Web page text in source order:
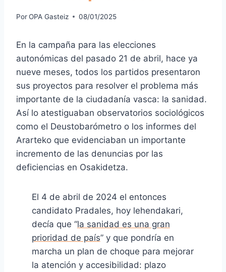
PorOPA Gasteiz 08/01/2025
En la campaña para las elecciones
autonómicas del pasado 21 de abril, hace ya
nueve meses, todos los partidos presentaron
sus proyectos para resolver el problema más
importante de la ciudadanía vasca: la sanidad.
Así lo atestiguaban observatorios sociológicos
como el Deustobarómetro o los informes del
Ararteko que evidenciaban un importante
incremento de las denuncias por las
deficiencias en Osakidetza.
El 4 de abril de 2024 el entonces
candidato Pradales, hoy lehendakari,
decía que “la sanidad es una gran
prioridad de país” y que pondría en
marcha un plan de choque para mejorar
la atención y accesibilidad: plazo